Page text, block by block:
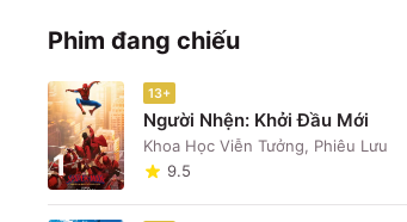
Phim đang chiếu
1
13+
Người Nhện: Khởi Đầu Mới
Khoa Học Viễn Tưởng, Phiêu Lưu
9.5